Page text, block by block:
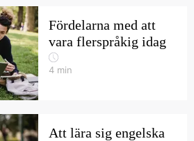
Fördelarna med att
vara flerspråkig idag
4 min
Att lära sig engelska